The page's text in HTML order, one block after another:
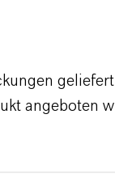
angeboten